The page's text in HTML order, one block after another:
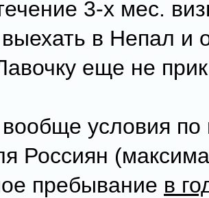
3-х мес.
в Непал и
еще не
условия по
Россиян
пребывание в